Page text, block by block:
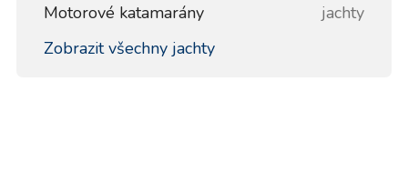
Motorové katamarány
jachty
Zobrazit všechny jachty